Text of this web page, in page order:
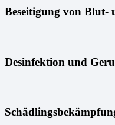
Beseitigung von Blut-
Desinfektion und